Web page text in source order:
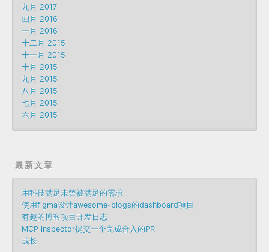
九月 2017
四月 2016
一月 2016
十二月 2015
十一月 2015
十月 2015
九月 2015
八月 2015
七月 2015
六月 2015
最新文章
用科技满足未曾被满足的需求
使用figma设计awesome-blogs的dashboard项目
有趣的博客项目开发日志
MCP inspector提交一个完成合入的PR
成长